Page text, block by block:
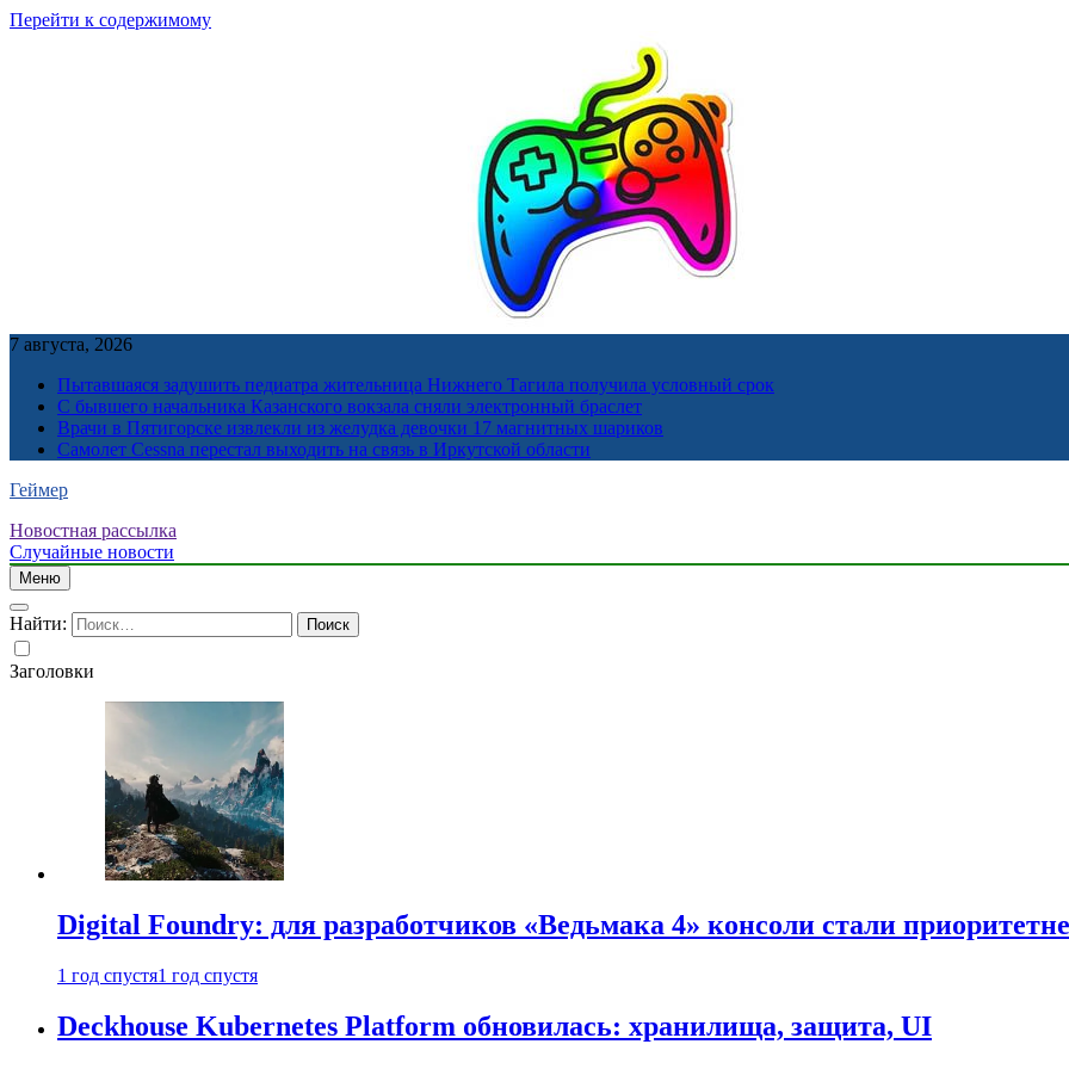
Перейти к содержимому
7 августа, 2026
Пытавшаяся задушить педиатра жительница Нижнего Тагила получила условный срок
С бывшего начальника Казанского вокзала сняли электронный браслет
Врачи в Пятигорске извлекли из желудка девочки 17 магнитных шариков
Самолет Cessna перестал выходить на связь в Иркутской области
Геймер
Новостная рассылка
Случайные новости
Меню
Найти:
Заголовки
Digital Foundry: для разработчиков «Ведьмака 4» консоли стали
1 год спустя1 год спустя
Deckhouse Kubernetes Platform обновилась: хранилища, защита, UI